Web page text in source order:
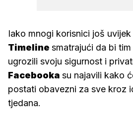
Iako mnogi korisnici još
Timeline smatrajući da bi
ugrozili svoju sigurnost i
Facebooka su najavili kako
postati obavezni za sve kroz
tjedana.